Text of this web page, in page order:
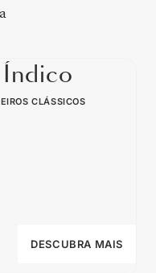
CLÁSSICOS
DESCUBRA MAIS